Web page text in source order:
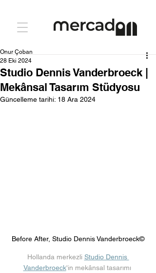
Studio Dennis Vanderbroeck |
Mekânsal Tasarım Stüdyosu
Onur Çoban
28 Eki 2024
Güncelleme tarihi: 18 Ara 2024
Before After, Studio Dennis Vanderbroeck©
Hollanda merkezli Studio Dennis
Vanderbroeck'in mekânsal tasarımı